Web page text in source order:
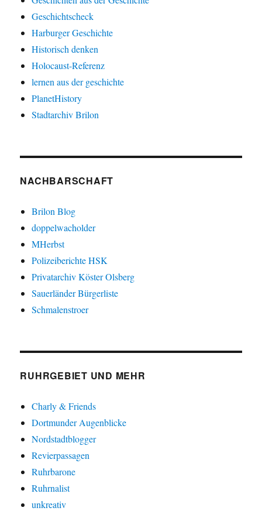
Geschichtscheck
Harburger Geschichte
Historisch denken
Holocaust-Referenz
lernen aus der geschichte
PlanetHistory
Stadtarchiv Brilon
NACHBARSCHAFT
Brilon Blog
doppelwacholder
MHerbst
Polizeiberichte HSK
Privatarchiv Köster Olsberg
Sauerländer Bürgerliste
Schmalenstroer
RUHRGEBIET UND MEHR
Charly & Friends
Dortmunder Augenblicke
Nordstadtblogger
Revierpassagen
Ruhrbarone
Ruhrnalist
unkreativ